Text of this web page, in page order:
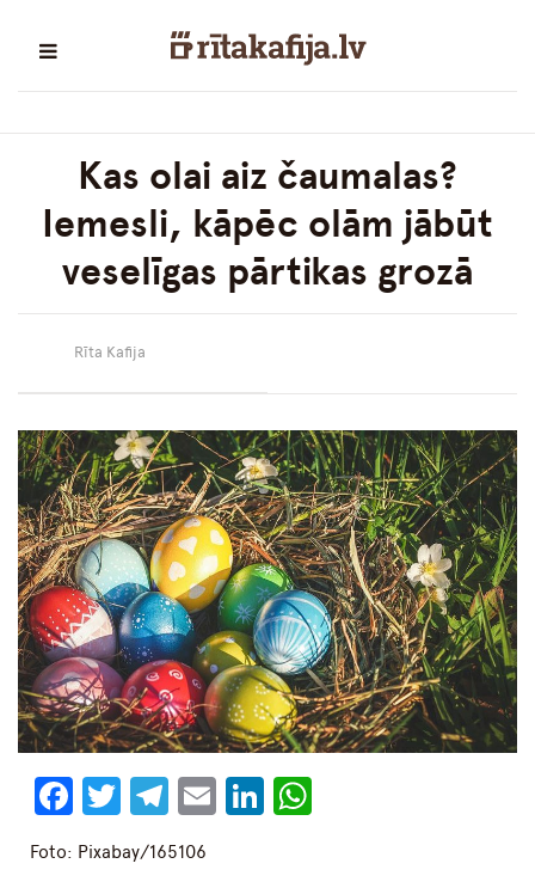
Kas olai aiz čaumalas?
Iemesli, kāpēc olām jābūt
veselīgas pārtikas grozā
Rīta Kafija
Facebook
Twitter
Telegram
EmailLinkedIn
Foto: Pixabay/165106